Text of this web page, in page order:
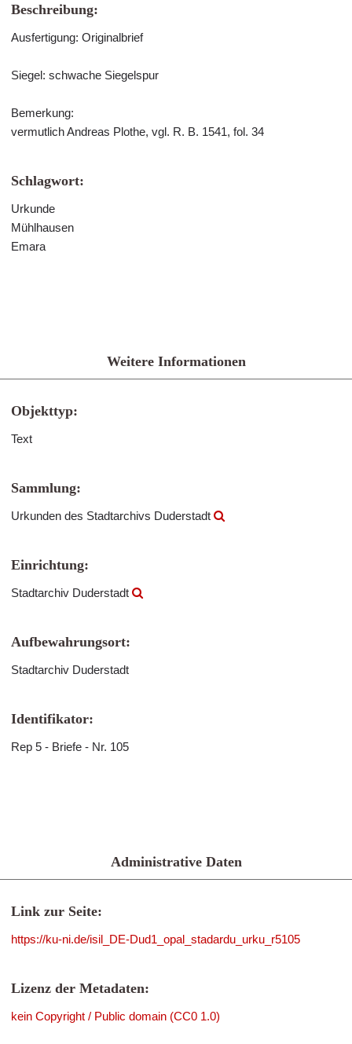
Beschreibung:
Ausfertigung: Originalbrief
Siegel: schwache Siegelspur
Bemerkung:
vermutlich Andreas Plothe, vgl. R. B. 1541, fol. 34
Schlagwort:
Urkunde
Mühlhausen
Emara
Weitere Informationen
Objekttyp:
Text
Sammlung:
Urkunden des Stadtarchivs Duderstadt
Einrichtung:
Stadtarchiv Duderstadt
Aufbewahrungsort:
Stadtarchiv Duderstadt
Identifikator:
Rep 5 - Briefe - Nr. 105
Administrative Daten
Link zur Seite:
https://ku-ni.de/isil_DE-Dud1_opal_stadardu_urku_r5105
Lizenz der Metadaten:
kein Copyright / Public domain (CC0 1.0)